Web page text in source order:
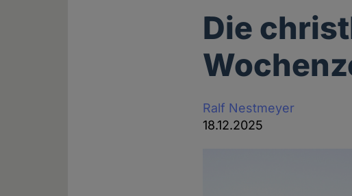
Die
Ralf Nestmeyer
18.12.2025